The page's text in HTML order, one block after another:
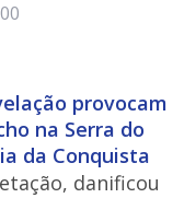
provocam
na Serra do
da Conquista
danificou